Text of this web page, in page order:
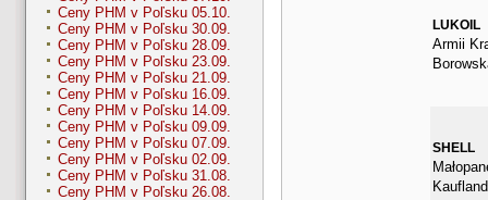
Ceny PHM v Poľsku 05.10.
Ceny PHM v Poľsku 30.09.
Ceny PHM v Poľsku 28.09.
Ceny PHM v Poľsku 23.09.
Ceny PHM v Poľsku 21.09.
Ceny PHM v Poľsku 16.09.
Ceny PHM v Poľsku 14.09.
Ceny PHM v Poľsku 09.09.
Ceny PHM v Poľsku 07.09.
Ceny PHM v Poľsku 02.09.
Ceny PHM v Poľsku 31.08.
Ceny PHM v Poľsku 26.08.
LUKOIL
Armii
SHELL